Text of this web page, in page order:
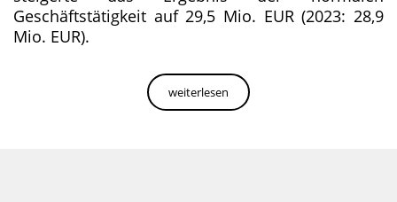
Geschäftstätigkeit auf 29,5 Mio. EUR (2023: 28,9
Mio. EUR).
weiterlesen